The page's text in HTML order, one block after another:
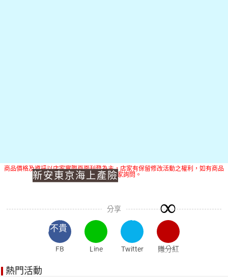
新安東京海上產險
● 網路投保10分鐘就搞定
真的不貴
投保期間： 隨時隨地！全年不打烊
∞
商品價格及資訊以店家實際頁面刊登為主，店家有保留修改活動之權利，如有商品
疑問請與店家詢問。
分享
FB Line Twitter 賺分紅
熱門活動